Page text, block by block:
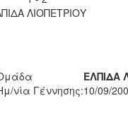
ΛΙΟΠΕΤΡΙΟΥ
ΕΛΠΙΔΑ
νία Γέννησης:10/09/